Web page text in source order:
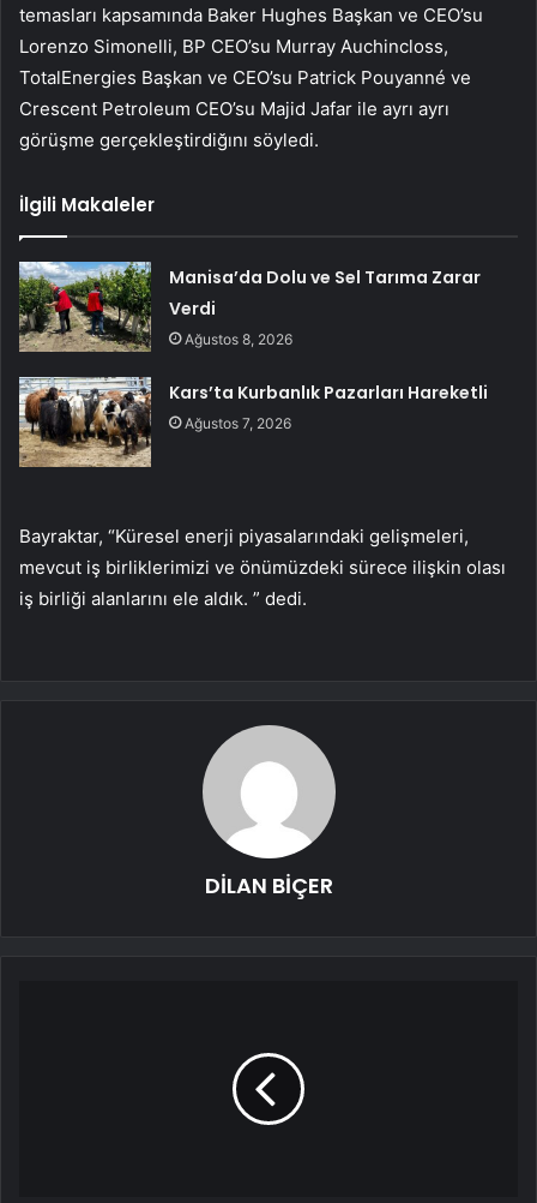
temasları kapsamında Baker Hughes Başkan ve CEO’su
Lorenzo Simonelli, BP CEO’su Murray Auchincloss,
TotalEnergies Başkan ve CEO’su Patrick Pouyanné ve
Crescent Petroleum CEO’su Majid Jafar ile ayrı ayrı
görüşme gerçekleştirdiğını söyledi.
İlgili Makaleler
Manisa’da Dolu ve Sel Tarıma Zarar
Verdi
Ağustos 8, 2026
Kars’ta Kurbanlık Pazarları Hareketli
Ağustos 7, 2026
Bayraktar, “Küresel enerji piyasalarındaki gelişmeleri,
mevcut iş birliklerimizi ve önümüzdeki sürece ilişkin olası
iş birliği alanlarını ele aldık. ” dedi.
DİLAN BİÇER